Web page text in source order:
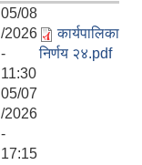
05/08
/2026
-
11:30
कार्यपालिका
निर्णय २४.pdf
05/07
/2026
-
17:15